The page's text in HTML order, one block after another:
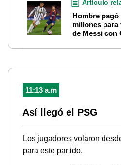
Artículo
Hombre pagó
millones para
de Messi con
11:13 a.m
Así llegó el PSG
Los jugadores volaron
para este partido.